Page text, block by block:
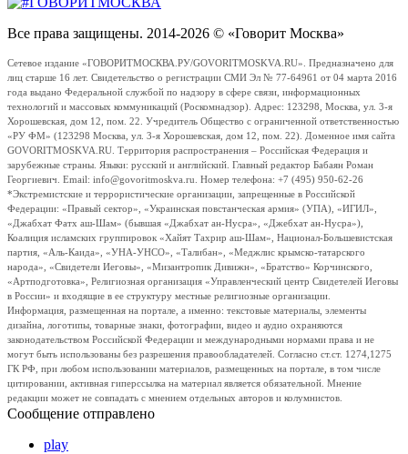
Все права защищены. 2014-2026 © «Говорит Москва»
Сетевое издание «ГОВОРИТМОСКВА.РУ/GOVORITMOSKVA.RU». Предназначено для
лиц старше 16 лет. Свидетельство о регистрации СМИ Эл № 77-64961 от 04 марта 2016
года выдано Федеральной службой по надзору в сфере связи, информационных
технологий и массовых коммуникаций (Роскомнадзор). Адрес: 123298, Москва, ул. 3-я
Хорошевская, дом 12, пом. 22. Учредитель Общество с ограниченной ответственностью
«РУ ФМ» (123298 Москва, ул. 3-я Хорошевская, дом 12, пом. 22). Доменное имя сайта
GOVORITMOSKVA.RU. Территория распространения – Российская Федерация и
зарубежные страны. Языки: русский и английский. Главный редактор Бабаян Роман
Георгиевич. Email: info@govoritmoskva.ru. Номер телефона: +7 (495) 950-62-26
*Экстремистские и террористические организации, запрещенные в Российской
Федерации: «Правый сектор», «Украинская повстанческая армия» (УПА), «ИГИЛ»,
«Джабхат Фатх аш-Шам» (бывшая «Джабхат ан-Нусра», «Джебхат ан-Нусра»),
Коалиция исламских группировок «Хайят Тахрир аш-Шам», Национал-Большевистская
партия, «Аль-Каида», «УНА-УНСО», «Талибан», «Меджлис крымско-татарского
народа», «Свидетели Иеговы», «Мизантропик Дивижн», «Братство» Корчинского,
«Артподготовка», Религиозная организация «Управленческий центр Свидетелей Иеговы
в России» и входящие в ее структуру местные религиозные организации.
Информация, размещенная на портале, а именно: текстовые материалы, элементы
дизайна, логотипы, товарные знаки, фотографии, видео и аудио охраняются
законодательством Российской Федерации и международными нормами права и не
могут быть использованы без разрешения правообладателей. Согласно ст.ст. 1274,1275
ГК РФ, при любом использовании материалов, размещенных на портале, в том числе
цитировании, активная гиперссылка на материал является обязательной. Мнение
редакции может не совпадать с мнением отдельных авторов и колумнистов.
Сообщение отправлено
play